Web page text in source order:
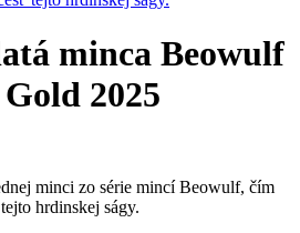
minca Beowulf
2025
minci zo série mincí Beowulf, čím
hrdinskej ságy.